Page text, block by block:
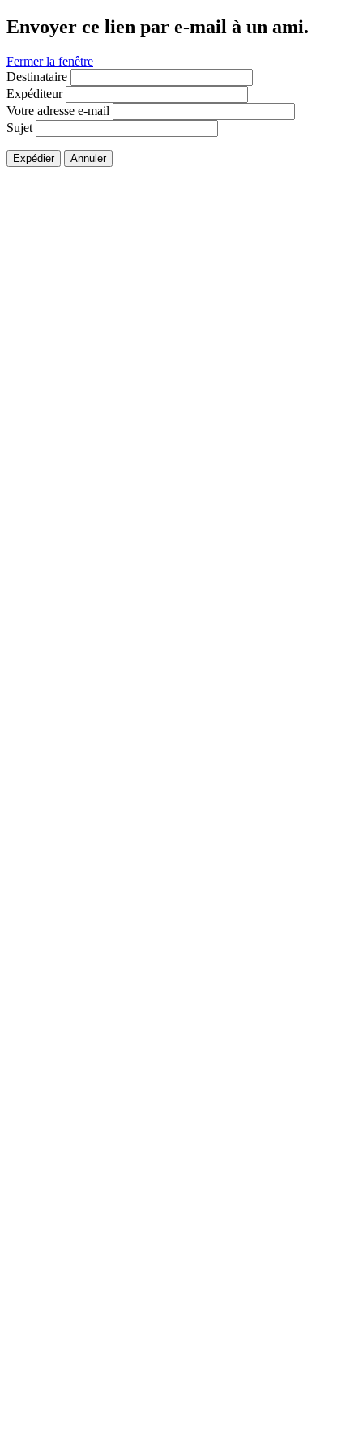
Envoyer ce lien par e-mail à un ami.
Fermer la fenêtre
Destinataire
Expéditeur
Votre adresse e-mail
Sujet
Expédier Annuler